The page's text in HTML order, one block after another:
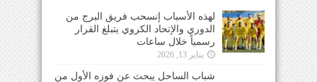
لهذه الأسباب إنسحب فريق البرج من
الدوري والإتحاد الكروي يتبلغ القرار
رسمياً خلال ساعات
يناير 13, 2026
شباب الساحل يبحث عن فوزه الأول من